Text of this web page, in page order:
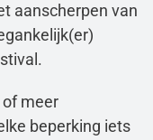
aanscherpen van
meer
beperking iets